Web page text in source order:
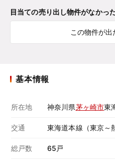
目当ての売り出し物件がなかっ
この物件が出
基本情報
所在地 神奈川県茅ヶ崎市東
交通 東海道本線（東京～
総戸数 65戸